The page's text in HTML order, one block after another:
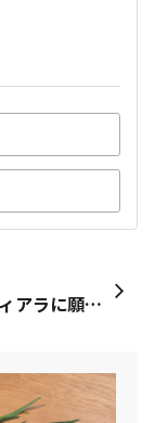
スターティアラに願いを